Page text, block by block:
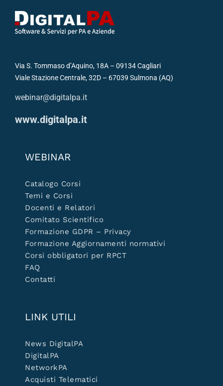
Via S. Tommaso d’Aquino, 18A – 09134 Cagliari
Viale Stazione Centrale, 32D – 67039 Sulmona (AQ)
webinar@digitalpa.it
www.digitalpa.it
WEBINAR
Catalogo Corsi
Temi e Corsi
Docenti e Relatori
Comitato Scientifico
Formazione GDPR – Privacy
Formazione Aggiornamenti normativi
Corsi obbligatori per RPCT
FAQ
Contatti
LINK UTILI
News DigitalPA
DigitalPA
NetworkPA
Acquisti Telematici